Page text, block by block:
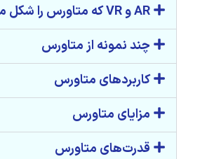
AR و VR که متاورس را شکل می‌دهند
چند نمونه از متاورس
کاربردهای متاورس
مزایای متاورس
قدرت‌های متاورس